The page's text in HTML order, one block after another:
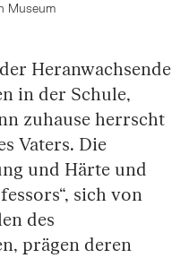
Museum
Heranwachsende
in der Schule,
zuhause herrscht
Vaters. Die
und Härte und
sich von
des
prägen deren